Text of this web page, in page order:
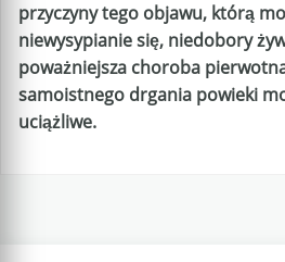
przyczyny tego objawu, którą
niewysypianie się, niedobory
poważniejsza choroba
samoistnego drgania powieki
uciążliwe.